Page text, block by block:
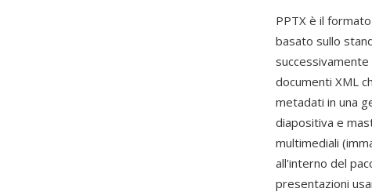
PPTX è il
basato sullo
documenti XML
metadati in una
diapositiva e
multimediali
all'interno del
presentazioni